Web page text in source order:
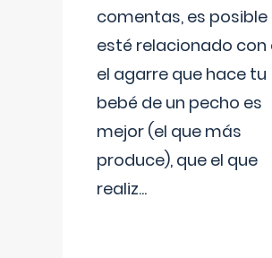
comentas, es posible
esté relacionado con
el agarre que hace tu
bebé de un pecho es
mejor (el que más
produce), que el que
realiz...